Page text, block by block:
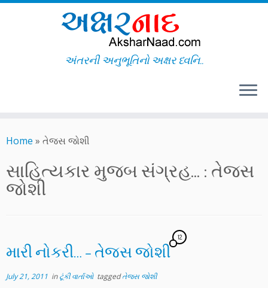
to
અંતરની અનુભૂતિનો અક્ષર ધ્વનિ..
Home » તેજસ જોશી
સાહિત્યકાર મુજબ સંગ્રહ... : તેજસ
જોશી
મારી નોકરી… – તેજસ જોશી
12
July 21, 2011 inટૂંકી વાર્તાઓ taggedતેજસ જોશી